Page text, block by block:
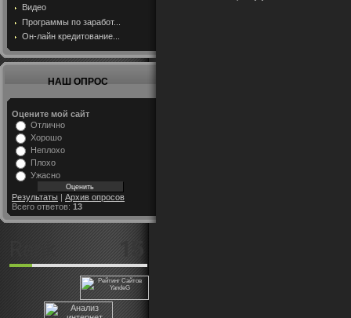
Видео
Программы по заработ...
Он-лайн кредитование...
НАШ ОПРОС
Оцените мой сайт
Отлично
Хорошо
Неплохо
Плохо
Ужасно
Результаты | Архив опросов
Всего ответов: 13